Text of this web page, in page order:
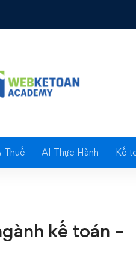
Thuế AI Thực Hành Kế
toán
kế toán –